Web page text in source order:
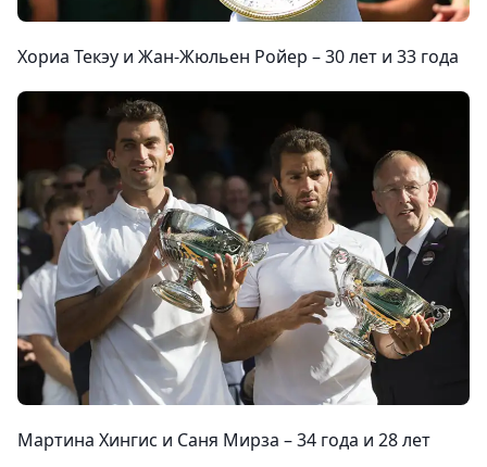
Хориа Текэу и Жан-Жюльен Ройер –30 лет и 33 года
Мартина Хингис и Саня Мирза –34 года и 28 лет